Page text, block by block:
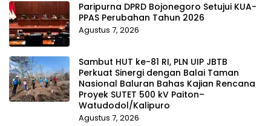
Paripurna DPRD Bojonegoro Setujui KUA-
PPAS Perubahan Tahun 2026
Agustus 7, 2026
Sambut HUT ke-81 RI, PLN UIP JBTB
Perkuat Sinergi dengan Balai Taman
Nasional Baluran Bahas Kajian Rencana
Proyek SUTET 500 kV Paiton–
Watudodol/Kalipuro
Agustus 7, 2026